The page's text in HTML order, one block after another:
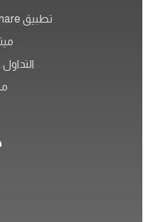
ميتاتريدر 5 (MT5)
التداول على
مؤشرات MT5